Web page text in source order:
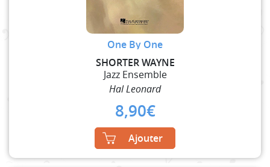
One By One
SHORTER WAYNE
Jazz Ensemble
Hal Leonard
8,90€
Ajouter